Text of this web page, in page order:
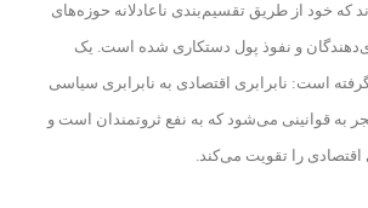
که خود از طریق تقسیم‌بندی ناعادلانه حوزه‌های
و نفوذ پول دستکاری شده است. یک
است: نابرابری اقتصادی به نابرابری سیاسی
به قوانینی می‌شود که به نفع ثروتمندان است و
اقتصادی را تقویت می‌کند.